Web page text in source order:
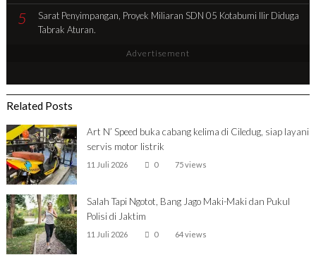
5
Sarat Penyimpangan, Proyek Miliaran SDN 05 Kotabumi Ilir Diduga
Tabrak Aturan.
Advertisement
Related Posts
Art N’ Speed buka cabang kelima di Ciledug, siap layani
servis motor listrik
11 Juli 2026 0 75 views
Salah Tapi Ngotot, Bang Jago Maki-Maki dan Pukul
Polisi di Jaktim
11 Juli 2026 0 64 views